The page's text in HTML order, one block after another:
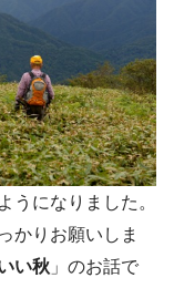
うになりました。
かりお願いしま
い秋 」のお話で